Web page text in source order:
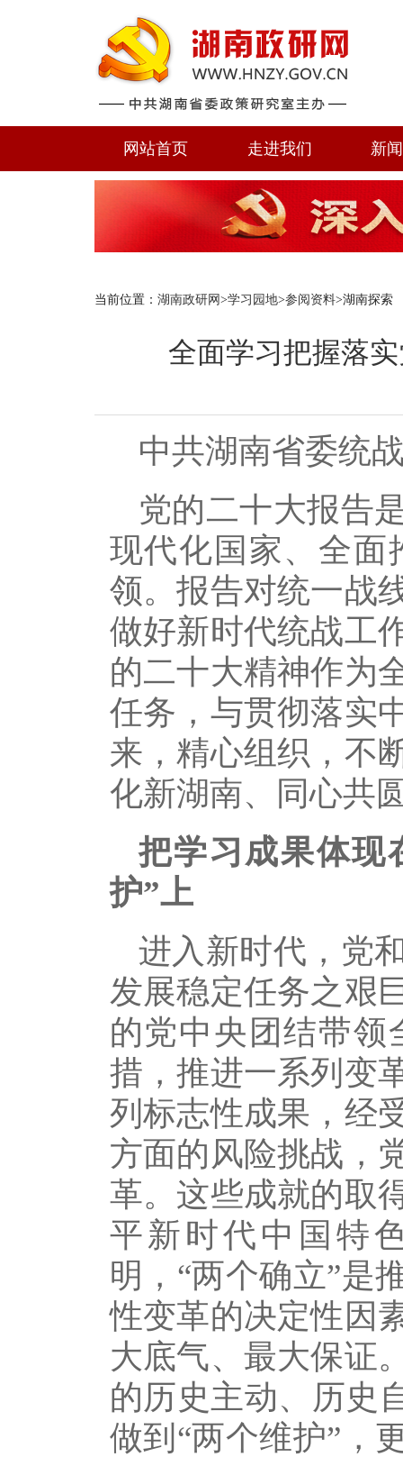
网站首页 走进我们 新
当前位置： 湖南政研网 >学习园地>参阅资料>湖南探索
全面学习把握落
中共湖南省委统
党的二十大报告
现代化国家、全面
领。报告对统一战
做好新时代统战工
的二十大精神作为
任务，与贯彻落实
来，精心组织，不
化新湖南、同心共
把学习成果体现
护”上
进入新时代，党
发展稳定任务之艰
的党中央团结带领
措，推进一系列变
列标志性成果，经
方面的风险挑战，
革。这些成就的取
平新时代中国特
明，“两个确立”是
性变革的决定性因
大底气、最大保证
的历史主动、历史
做到“两个维护”，